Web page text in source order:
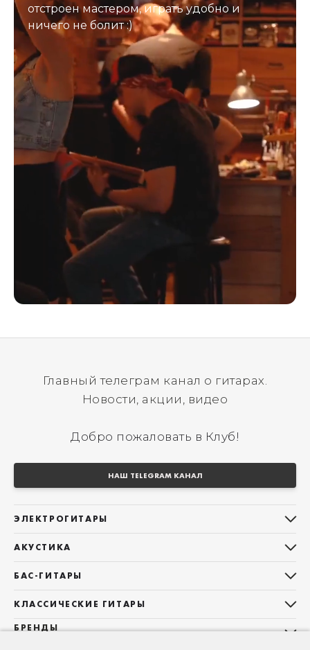
отстроен мастером, играть удобно и
ничего не болит :)
Главный телеграм канал о гитарах.
Новости, акции, видео
Добро пожаловать в Клуб!
НАШ TELEGRAM КАНАЛ
ЭЛЕКТРОГИТАРЫ
Telecaster
Les Paul
Superstrat
АКУСТИКА
Фолки (ОМ, 000, 00)
Гранд Аудиториум
БАС-ГИТАРЫ
Precision Bass
КЛАССИЧЕСКИЕ ГИТАРЫ
Все классические гитары
БРЕНДЫ